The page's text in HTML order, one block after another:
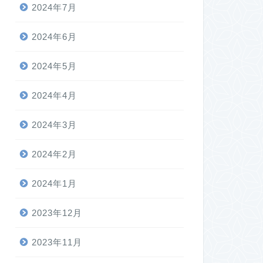
2024年7月
2024年6月
2024年5月
2024年4月
2024年3月
2024年2月
2024年1月
2023年12月
2023年11月